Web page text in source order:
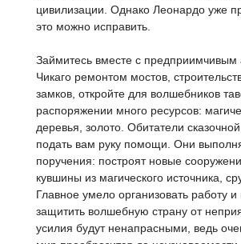
цивилизации. Однако Леонардо уже
это можно исправить.
Займитесь вместе с предприимчивым
Чикаго ремонтом мостов,
замков, откройте для волшебников
распоряжении много ресурсов:
деревья, золото. Обитатели
подать вам руку помощи. Они
поручения: построят новые
кувшины из магического источника,
Главное умело организовать работу
защитить волшебную страну от
усилия будут ненапрасными, ведь